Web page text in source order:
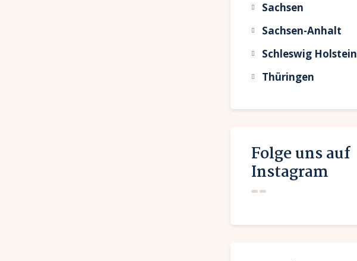
Sachsen
Sachsen-Anhalt
Schleswig Holstein
Thüringen
Folge uns auf
Instagram